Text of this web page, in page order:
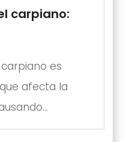
carpiano:
es
afecta la